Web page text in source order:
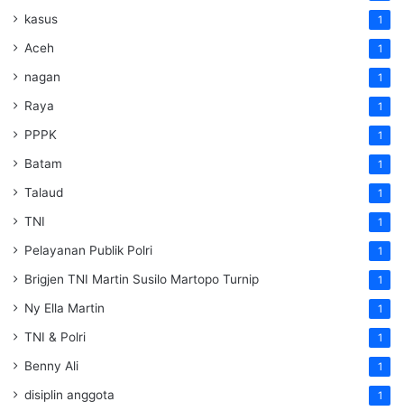
kasus 1
Aceh 1
nagan 1
Raya 1
PPPK 1
Batam 1
Talaud 1
TNI 1
Pelayanan Publik Polri 1
Brigjen TNI Martin Susilo Martopo Turnip 1
Ny Ella Martin 1
TNI & Polri 1
Benny Ali 1
disiplin anggota 1